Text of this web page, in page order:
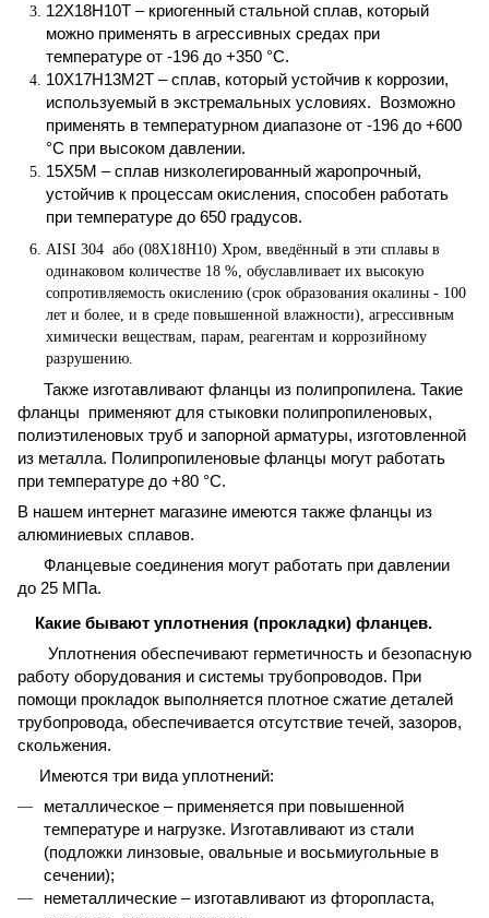
12Х18Н10Т – криогенный стальной сплав, который
можно применять в агрессивных средах при
температуре от -196 до +350 °С.
10Х17Н13М2Т – сплав, который устойчив к коррозии,
используемый в экстремальных условиях. Возможно
применять в температурном диапазоне от -196 до +600
°С при высоком давлении.
15Х5М – сплав низколегированный жаропрочный,
устойчив к процессам окисления, способен работать
при температуре до 650 градусов.
AISI 304 або (08X18H10) Хром, введённый в эти сплавы в
одинаковом количестве 18 %, обуславливает их высокую
сопротивляемость окислению (срок образования окалины - 100
лет и более, и в среде повышенной влажности), агрессивным
химически веществам, парам, реагентам и коррозийному
разрушению.
Также изготавливают фланцы из полипропилена. Такие
фланцы применяют для стыковки полипропиленовых,
полиэтиленовых труб и запорной арматуры, изготовленной
из металла. Полипропиленовые фланцы могут работать
при температуре до +80 °С.
В нашем интернет магазине имеются также фланцы из
алюминиевых сплавов.
Фланцевые соединения могут работать при давлении
до 25 МПа.
Какие бывают уплотнения (прокладки) фланцев.
Уплотнения обеспечивают герметичность и безопасную
работу оборудования и системы трубопроводов. При
помощи прокладок выполняется плотное сжатие деталей
трубопровода, обеспечивается отсутствие течей, зазоров,
скольжения.
Имеются три вида уплотнений:
металлическое – применяется при повышенной
температуре и нагрузке. Изготавливают из стали
(подложки линзовые, овальные и восьмиугольные в
сечении);
неметаллические – изготавливают из фторопласта,